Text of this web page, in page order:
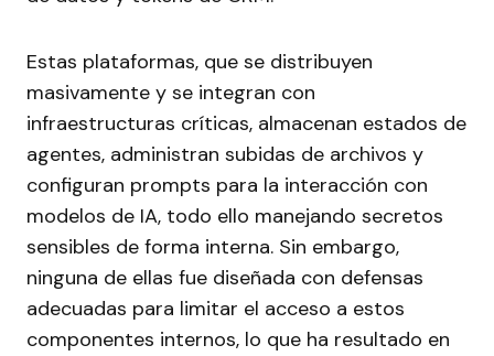
Estas plataformas, que se distribuyen
masivamente y se integran con
infraestructuras críticas, almacenan estados de
agentes, administran subidas de archivos y
configuran prompts para la interacción con
modelos de IA, todo ello manejando secretos
sensibles de forma interna. Sin embargo,
ninguna de ellas fue diseñada con defensas
adecuadas para limitar el acceso a estos
componentes internos, lo que ha resultado en